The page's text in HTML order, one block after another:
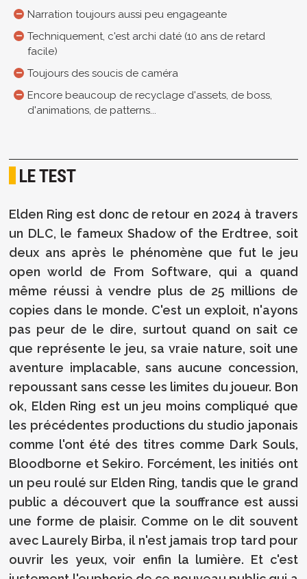
Narration toujours aussi peu engageante
Techniquement, c'est archi daté (10 ans de retard
facile)
Toujours des soucis de caméra
Encore beaucoup de recyclage d'assets, de boss,
d'animations, de patterns...
LE TEST
Elden Ring est donc de retour en 2024 à travers
un DLC, le fameux Shadow of the Erdtree, soit
deux ans après le phénomène que fut le jeu
open world de From Software, qui a quand
même réussi à vendre plus de 25 millions de
copies dans le monde. C'est un exploit, n'ayons
pas peur de le dire, surtout quand on sait ce
que représente le jeu, sa vraie nature, soit une
aventure implacable, sans aucune concession,
repoussant sans cesse les limites du joueur. Bon
ok, Elden Ring est un jeu moins compliqué que
les précédentes productions du studio japonais
comme l'ont été des titres comme Dark Souls,
Bloodborne et Sekiro. Forcément, les initiés ont
un peu roulé sur Elden Ring, tandis que le grand
public a découvert que la souffrance est aussi
une forme de plaisir. Comme on le dit souvent
avec Laurely Birba, il n'est jamais trop tard pour
ouvrir les yeux, voir enfin la lumière. Et c'est